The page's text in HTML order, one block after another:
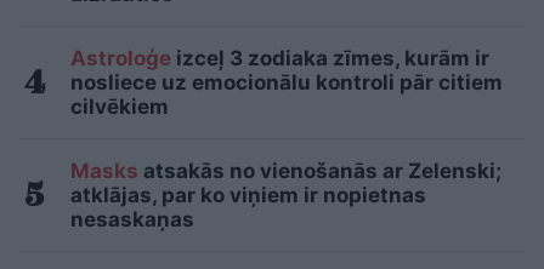
Astroloģe izceļ 3 zodiaka zīmes, kurām ir
nosliece uz emocionālu kontroli pār citiem
cilvēkiem
Masks atsakās no vienošanās ar Zelenski;
atklājas, par ko viņiem ir nopietnas
nesaskaņas